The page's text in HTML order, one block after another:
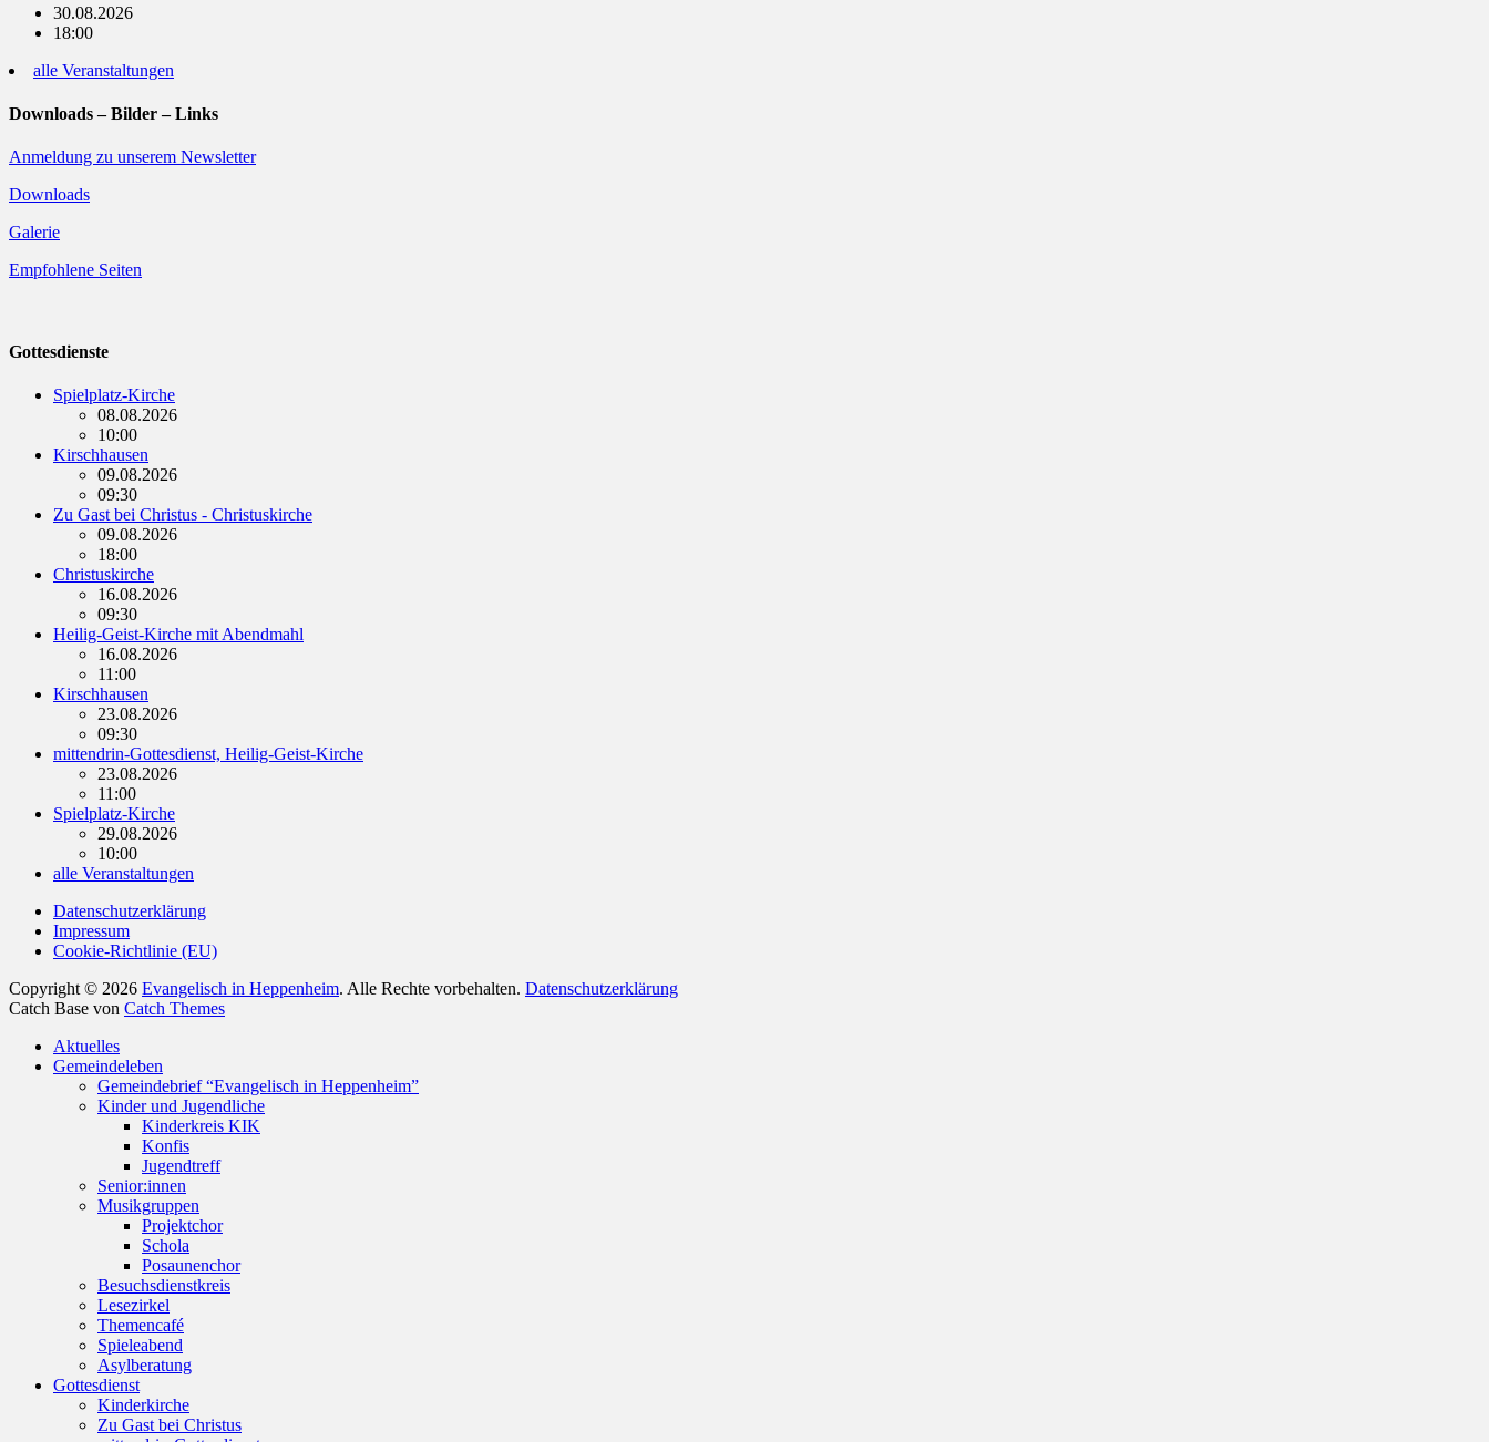
30.08.2026
18:00
alle Veranstaltungen
Downloads – Bilder – Links
Anmeldung zu unserem Newsletter
Downloads
Galerie
Empfohlene Seiten
Gottesdienste
Spielplatz-Kirche
08.08.2026
10:00
Kirschhausen
09.08.2026
09:30
Zu Gast bei Christus - Christuskirche
09.08.2026
18:00
Christuskirche
16.08.2026
09:30
Heilig-Geist-Kirche mit Abendmahl
16.08.2026
11:00
Kirschhausen
23.08.2026
09:30
mittendrin-Gottesdienst, Heilig-Geist-Kirche
23.08.2026
11:00
Spielplatz-Kirche
29.08.2026
10:00
alle Veranstaltungen
Datenschutzerklärung
Impressum
Cookie-Richtlinie (EU)
Copyright © 2026 Evangelisch in Heppenheim. Alle Rechte vorbehalten. Datenschutzerklärung
Catch Base von Catch Themes
oben
scrollen
Aktuelles
Gemeindeleben
Gemeindebrief “Evangelisch in Heppenheim”
Kinder und Jugendliche
Kinderkreis KIK
Konfis
Jugendtreff
Senior:innen
Musikgruppen
Projektchor
Schola
Posaunenchor
Besuchsdienstkreis
Lesezirkel
Themencafé
Spieleabend
Asylberatung
Gottesdienst
Kinderkirche
Zu Gast bei Christus